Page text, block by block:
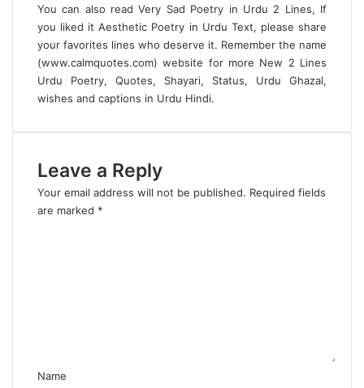
You can also readVery Sad Poetry in Urdu 2 Lines, If
you liked it Aesthetic Poetry in Urdu Text, please share
your favorites lines who deserve it. Remember the name
(www.calmquotes.com) website for more New 2 Lines
Urdu Poetry, Quotes, Shayari, Status, Urdu Ghazal,
wishes and captions in Urdu Hindi.
Leave a Reply
Your email address will not be published. Required fields
are marked *
Name